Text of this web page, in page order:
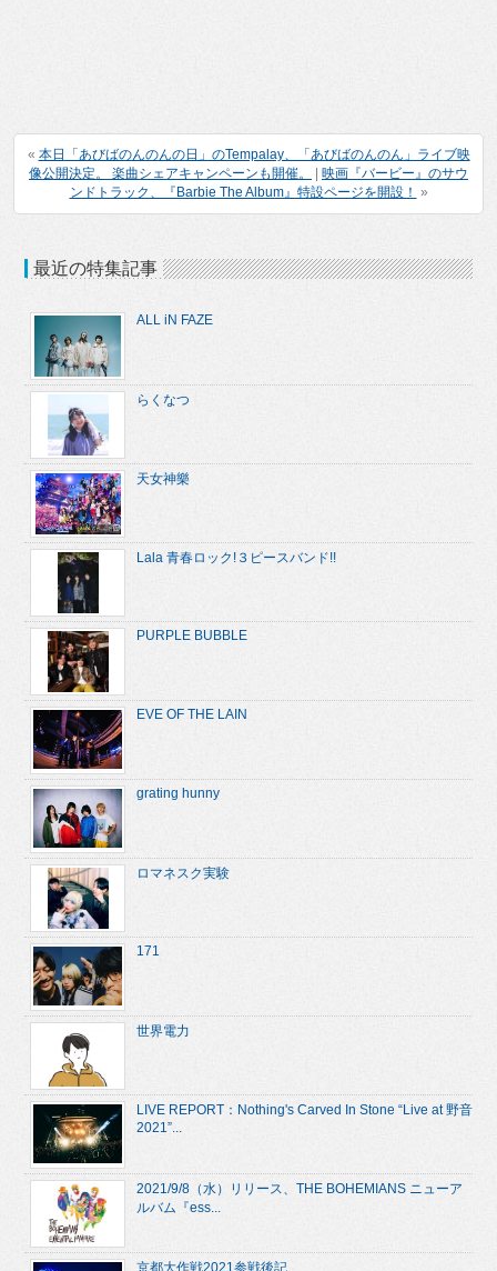
« 本日「あびばのんのんの日」のTempalay、「あびばのんのん」ライブ映
像公開決定。 楽曲シェアキャンペーンも開催。
映画『バービー』のサウ
ンドトラック、『Barbie The Album』特設ページを開設！ »
最近の特集記事
ALL iN FAZE
らくなつ
天女神樂
Lala 青春ロック!３ピースバンド!!
PURPLE BUBBLE
EVE OF THE LAIN
grating hunny
ロマネスク実験
171
世界電力
LIVE REPORT：Nothing's Carved In Stone “Live at 野音
2021”...
2021/9/8（水）リリース、THE BOHEMIANS ニューア
ルバム『ess...
京都大作戦2021参戦後記